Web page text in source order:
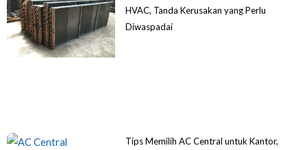
HVAC, Tanda Kerusakan yang Perlu
Diwaspadai
Tips Memilih AC Central untuk Kantor,